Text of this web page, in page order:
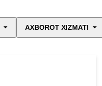
AXBOROT XIZMATI